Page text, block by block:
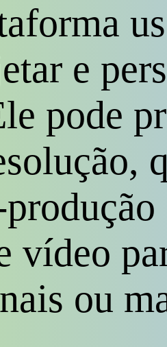
e
pode
vídeo
ou